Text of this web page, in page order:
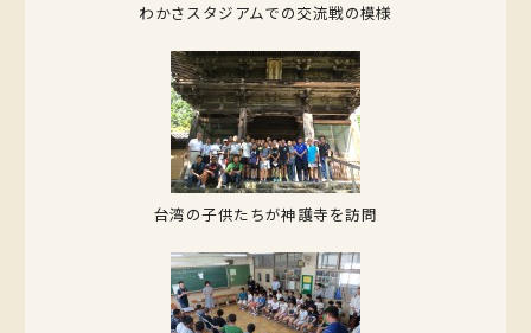
わかさスタジアムでの交流戦の模様
台湾の子供たちが神護寺を訪問